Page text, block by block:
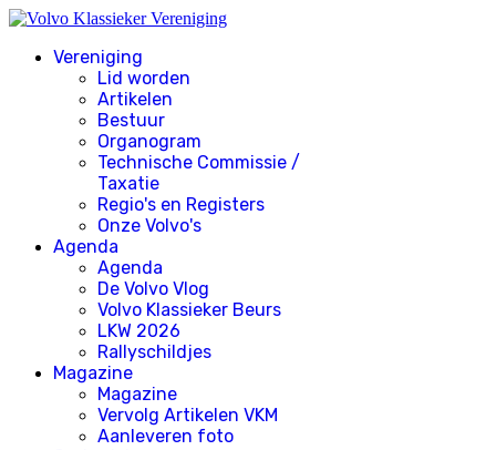
Vereniging
Lid worden
Artikelen
Bestuur
Organogram
Technische Commissie /
Taxatie
Regio's en Registers
Onze Volvo's
Agenda
Agenda
De Volvo Vlog
Volvo Klassieker Beurs
LKW 2026
Rallyschildjes
Magazine
Magazine
Vervolg Artikelen VKM
Aanleveren foto